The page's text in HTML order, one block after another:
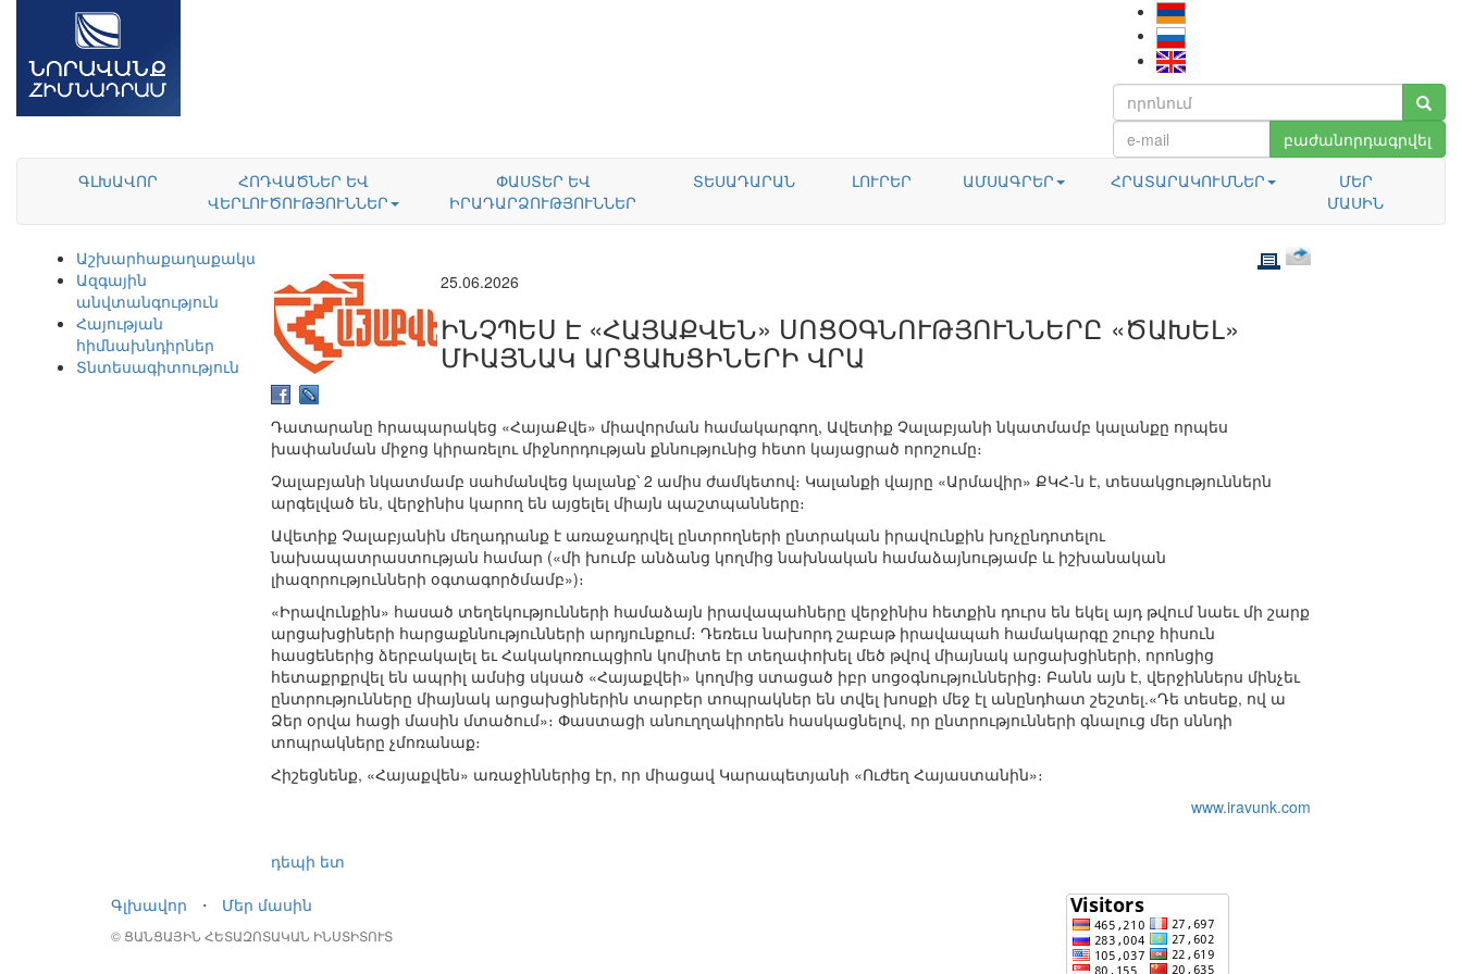
բաժանորդագրվել
ԳԼԽԱՎՈՐ
ՀՈԴՎԱԾՆԵՐ ԵՎ
ՎԵՐԼՈՒԾՈՒԹՅՈՒՆՆԵՐ
ՓԱՍՏԵՐ ԵՎ
ԻՐԱԴԱՐՁՈՒԹՅՈՒՆՆԵՐ
ՏԵՍԱԴԱՐԱՆ ԼՈՒՐԵՐ ԱՄՍԱԳՐԵՐ ՀՐԱՏԱՐԱԿՈՒՄՆԵՐ
ՄԵՐ
ՄԱՍԻՆ
Աշխարհաքաղաքականություն
Ազգային
անվտանգություն
Հայության
հիմնախնդիրներ
Տնտեսագիտություն
25.06.2026
ԻՆՉՊԵՍ Է «ՀԱՅԱՔՎԵՆ» ՍՈՑՕԳՆՈՒԹՅՈՒՆՆԵՐԸ «ԾԱԽԵԼ»
ՄԻԱՅՆԱԿ ԱՐՑԱԽՑԻՆԵՐԻ ՎՐԱ
Դատարանը հրապարակեց «ՀայաՔվե» միավորման համակարգող, Ավետիք Չալաբյանի նկատմամբ կալանքը որպես
խափանման միջոց կիրառելու միջնորդության քննությունից հետո կայացրած որոշումը։
Չալաբյանի նկատմամբ սահմանվեց կալանք՝ 2 ամիս ժամկետով։ Կալանքի վայրը «Արմավիր» ՔԿՀ-ն է, տեսակցություններն
արգելված են, վերջինիս կարող են այցելել միայն պաշտպանները։
Ավետիք Չալաբյանին մեղադրանք է առաջադրվել ընտրողների ընտրական իրավունքին խոչընդոտելու
նախապատրաստության համար («մի խումբ անձանց կողմից նախնական համաձայնությամբ և իշխանական
լիազորությունների օգտագործմամբ»)։
«Իրավունքին» հասած տեղեկությունների համաձայն իրավապահները վերջինիս հետքին դուրս են եկել այդ թվում նաեւ մի շարք
արցախցիների հարցաքննությունների արդյունքում։ Դեռեւս նախորդ շաբաթ իրավապահ համակարգը շուրջ հիսուն
հասցեներից ձերբակալել եւ Հակակոռուպցիոն կոմիտե էր տեղափոխել մեծ թվով միայնակ արցախցիների, որոնցից
հետաքրքրվել են ապրիլ ամսից սկսած «Հայաքվեի» կողմից ստացած իբր սոցօգնություններից։ Բանն այն է, վերջիններս մինչեւ
ընտրությունները միայնակ արցախցիներին տարբեր տոպրակներ են տվել խոսքի մեջ էլ անընդհատ շեշտել.«Դե տեսեք, ով ա
Ձեր օրվա հացի մասին մտածում»։ Փաստացի անուղղակիորեն հասկացնելով, որ ընտրությունների գնալուց մեր սննդի
տոպրակները չմոռանաք։
Հիշեցնենք, «Հայաքվեն» առաջիններից էր, որ միացավ Կարապետյանի «Ուժեղ Հայաստանին»։
www.iravunk.com
դեպի ետ
Գլխավոր
⋅ Մեր մասին
© ՑԱՆՑԱՅԻՆ ՀԵՏԱԶՈՏԱԿԱՆ ԻՆՍՏԻՏՈՒՏ